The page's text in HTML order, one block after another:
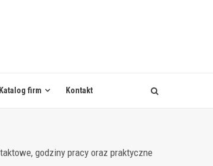
Katalog firm Kontakt
godziny pracy oraz praktyczne